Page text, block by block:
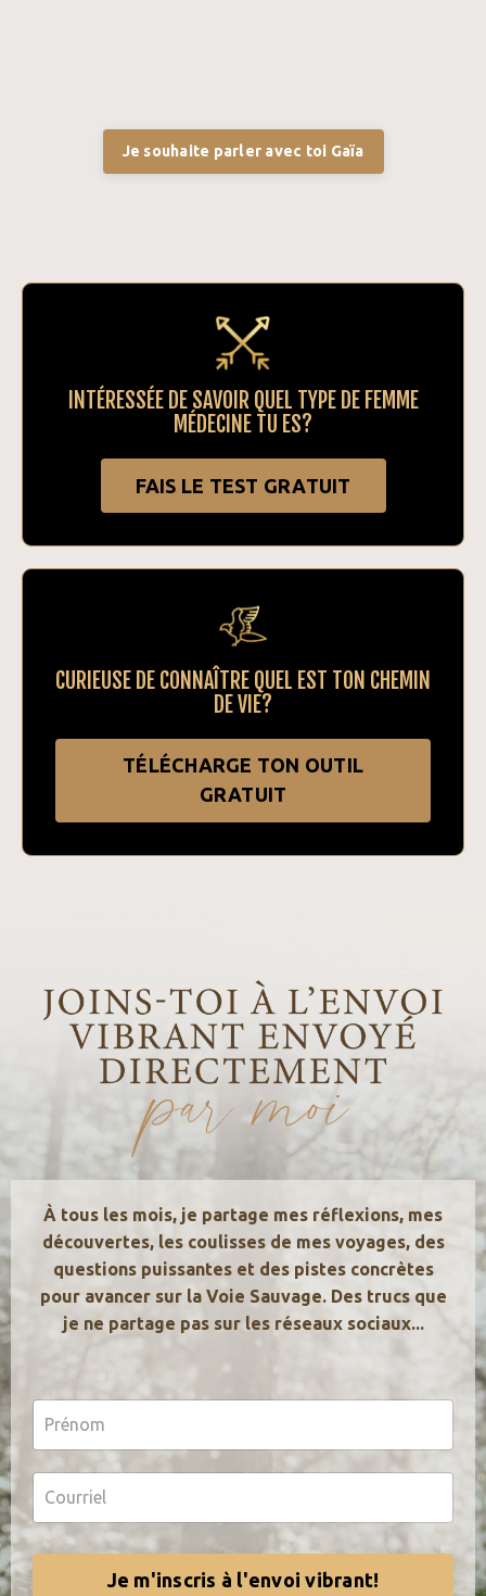
Je souhaite parler avec toi Gaïa
INTÉRESSÉE DE SAVOIR QUEL TYPE DE FEMME
MÉDECINE TU ES?
FAIS LE TEST GRATUIT
CURIEUSE DE CONNAÎTRE QUEL EST TON CHEMIN
DE VIE?
TÉLÉCHARGE TON OUTIL
GRATUIT
À tous les mois, je partage mes réflexions, mes
découvertes, les coulisses de mes voyages, des
questions puissantes et des pistes concrètes
pour avancer sur la Voie Sauvage. Des trucs que
je ne partage pas sur les réseaux sociaux...
Résolution de nouvelle année pour le
développement personnel
mission de vie ? | Gaïa Total Qu'est-ce que l'éveil
spirituel ? Tout ce que vous devez savoir
Je m'inscris à l'envoi vibrant!